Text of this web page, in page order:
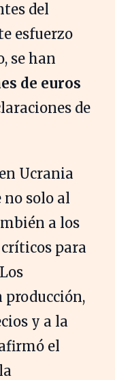
del
esfuerzo
se han
de euros
de
Ucrania
solo al
a los
para
y a la
el